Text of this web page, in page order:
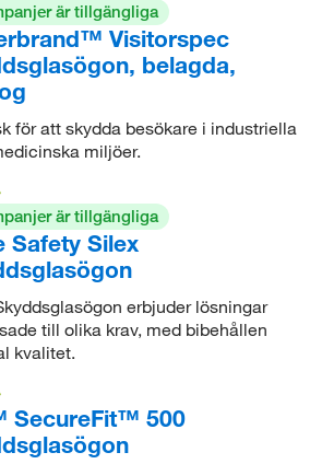
är tillgängliga
Visitorspec
belagda,
för att skydda besökare i industriella
miljöer.
är tillgängliga
Safety Silex
erbjuder lösningar
till olika krav, med bibehållen
kvalitet.
SecureFit™ 500